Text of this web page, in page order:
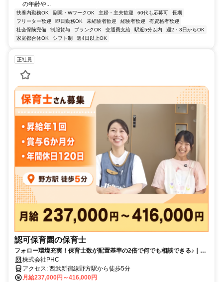
の年齢や...
扶養内勤務OK 副業・WワークOK 主婦・主夫歓迎 60代も応募可
長期
フリーター歓迎
即日勤務OK 未経験者歓迎 経験者歓迎
有資格者歓迎
社会保険完備
制服貸与 ブランクOK 交通費支給 駅近5分以内
週2・3日からOK
家庭都合休OK
シフト制 週4日以上OK
正社員
認可保育園の保育士
フォロー環境充実！保育士数が配置基準の2倍で何でも相談できる♪｜幅
広い年齢層で人間関係◎
株式会社PHC
アクセス: 西武新宿線野方駅から徒歩5分
月給237,000円～416,000円